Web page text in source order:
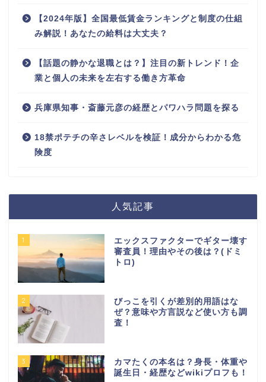
【2024年版】全国最低賃金ランキングと制度の仕組
み解説！あなたの給料は大丈夫？
【話題の静かな退職とは？】注目の新トレンド！企
業と個人の未来を左右する働き方革命
兵庫県知事・斎藤元彦の経歴とパワハラ問題を探る
18禁ポテチの辛さレベルを検証！成分からわかる危
険度
人気記事
1
エックスファクターでギター壊す
審査員！理由やその後は？(ドミ
トロ)
2
びっこを引くが差別的用語はな
ぜ？意味や方言説など使い方も調
査！
3
カマたくの本名は？身長・体重や
誕生日・経歴などwikiプロフも！